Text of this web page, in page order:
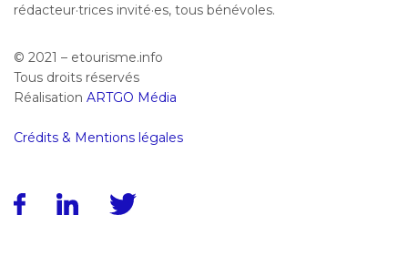
rédacteur·trices invité·es, tous bénévoles.
© 2021 – etourisme.info
Tous droits réservés
Réalisation ARTGO Média
Crédits & Mentions légales